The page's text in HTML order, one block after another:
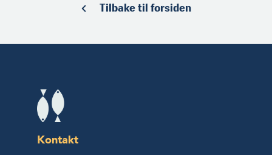
Tilbake til forsiden
Kontakt